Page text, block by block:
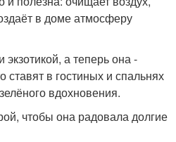
в доме атмосферу
а теперь она -
в гостиных и спальнях
вдохновения.
чтобы она радовала долгие